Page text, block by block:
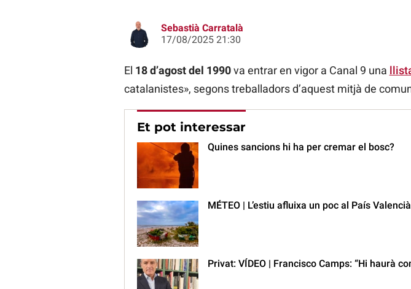
Sebastià Carratalà
17/08/2025 21:30
El 18 d’agost del 1990va entrar en vigor a Canal 9 una
catalanistes», segons treballadors d’aquest mitjà de
Et pot interessar
Quines sancions hi ha per cremar el bosc?
MÉTEO | L’estiu afluixa un poc al País Valencià
Privat: VÍDEO | Francisco Camps: “Hi haurà